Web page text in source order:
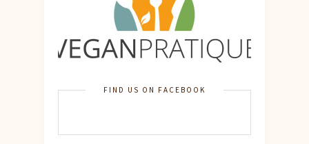
FIND US ON FACEBOOK